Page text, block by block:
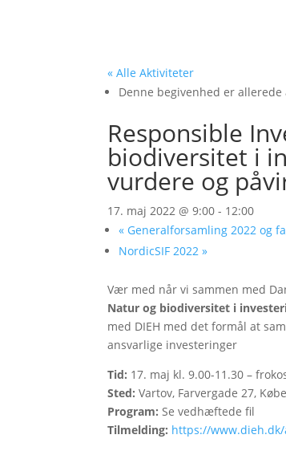
« Alle Aktiviteter
Denne begivenhed er
Responsible
biodiversitet i
vurdere og
17. maj 2022 @ 9:00 - 12:00
« Generalforsamling 2022 og
NordicSIF 2022»
Vær med når vi sammen med
Natur og biodiversitet i
med DIEH med det formål at
ansvarlige investeringer
Tid: 17. maj kl. 9.00-11.30 –
Sted:Vartov, Farvergade 27,
Program:Se vedhæftede fil
Tilmelding: https://